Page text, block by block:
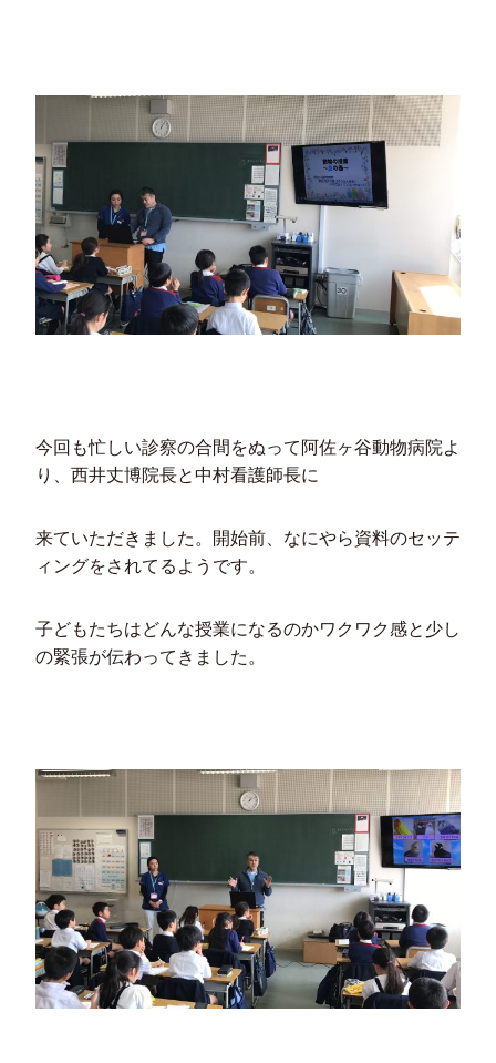
今回も忙しい診察の合間をぬって阿佐ヶ谷動物病院よ
り、西井丈博院長と中村看護師長に
来ていただきました。開始前、なにやら資料のセッテ
ィングをされてるようです。
子どもたちはどんな授業になるのかワクワク感と少し
の緊張が伝わってきました。